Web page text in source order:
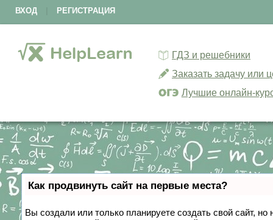
ВХОД РЕГИСТРАЦИЯ
ГДЗ и решебники
Заказать задачу или
Лучшие онлайн-
Как продвинуть сайт на первые места?
Вы создали или только планируете создать свой сайт,